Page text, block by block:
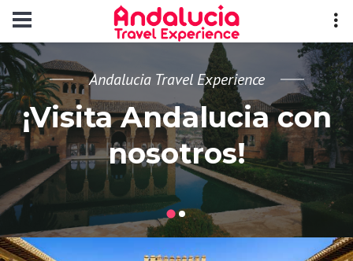
Andalucia Travel Experience
¡Visita Andalucia con
nosotros!